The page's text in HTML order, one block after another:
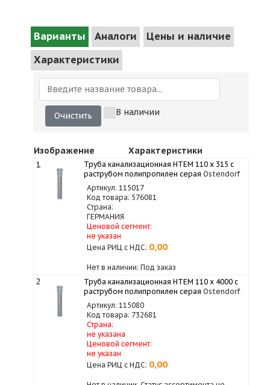
Варианты Аналоги
Цены и наличие
Характеристики
Очистить В наличии
Изображение
Характеристики
1
Труба канализационная HTEM 110 x 315 с
раструбом полипропилен серая Ostendorf
Артикул: 115017
Код товара: 576081
Страна:
ГЕРМАНИЯ
Ценовой сегмент:
не указан
Цена РИЦ с НДС: 0,00
Нет в наличии: Под заказ
2
Труба канализационная HTEM 110 x 4000 с
раструбом полипропилен серая Ostendorf
Артикул: 115080
Код товара: 732681
Страна:
не указана
Ценовой сегмент:
не указан
Цена РИЦ с НДС: 0,00